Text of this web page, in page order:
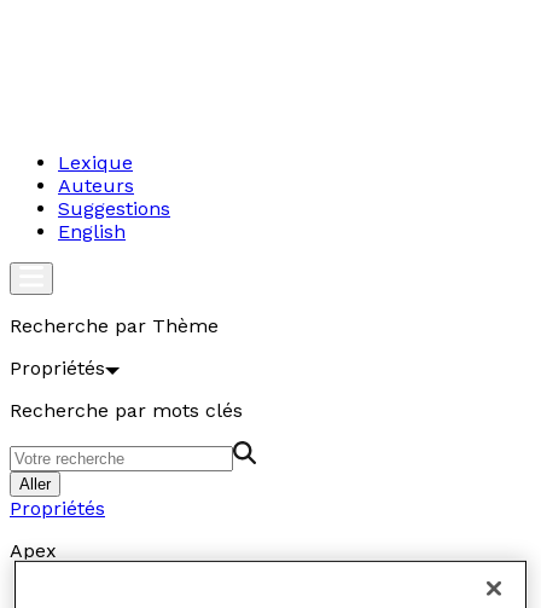
Lexique
Auteurs
Suggestions
English
Recherche par Thème
Propriétés
Recherche par mots clés
Aller
Propriétés
Apex